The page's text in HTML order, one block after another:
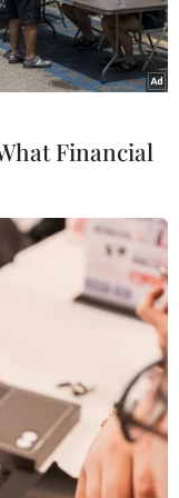
được biết tới với tỉ lệ
chi phí vừa tận
CTV/Vietnam+)
du lịch trực
78% du
Financial